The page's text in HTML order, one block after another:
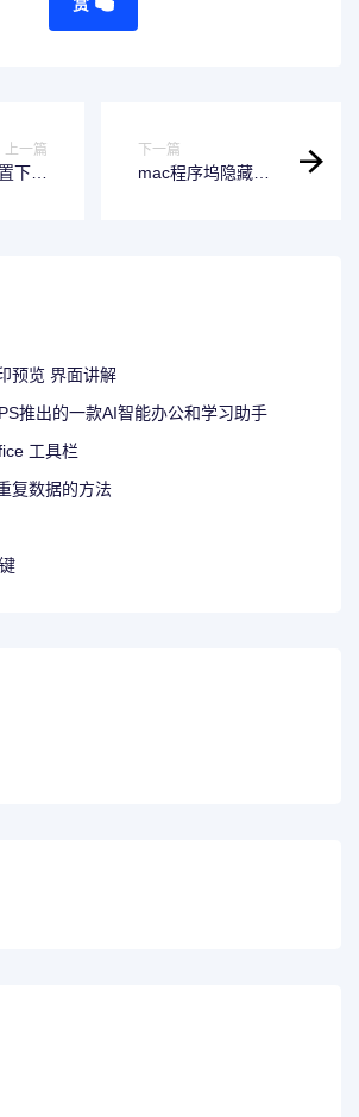
上一篇
下拉
下一篇
mac程序坞隐藏怎
预览 界面讲解
推出的一款AI智能办公和学习助手
工具栏
复数据的方法